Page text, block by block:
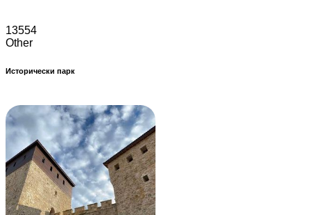
13554
Other
Исторически парк